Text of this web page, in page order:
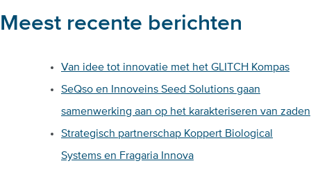
Meest recente berichten
Van idee tot innovatie met het GLITCH Kompas
SeQso en Innoveins Seed Solutions gaan
samenwerking aan op het karakteriseren van zaden
Strategisch partnerschap Koppert Biological
Systems en Fragaria Innova